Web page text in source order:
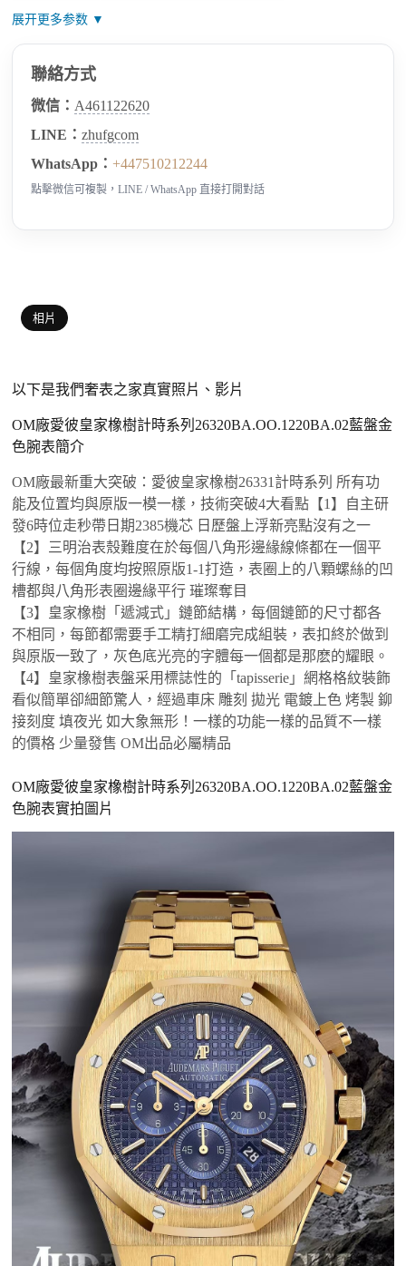
展开更多参数 ▼
聯絡方式
微信： A461122620
LINE：zhufgcom
WhatsApp：+447510212244
點擊微信可複製，LINE / WhatsApp 直接打開對話
相片
以下是我們奢表之家真實照片、影片
OM廠愛彼皇家橡樹計時系列26320BA.OO.1220BA.02藍盤金
色腕表簡介
OM廠最新重大突破：愛彼皇家橡樹26331計時系列 所有功
能及位置均與原版一模一樣，技術突破4大看點【1】自主研
發6時位走秒帶日期2385機芯 日歷盤上浮新亮點沒有之一
【2】三明治表殼難度在於每個八角形邊緣線條都在一個平
行線，每個角度均按照原版1-1打造，表圈上的八顆螺絲的凹
槽都與八角形表圈邊緣平行 璀璨奪目
【3】皇家橡樹「遞減式」鏈節結構，每個鏈節的尺寸都各
不相同，每節都需要手工精打細磨完成組裝，表扣終於做到
與原版一致了，灰色底光亮的字體每一個都是那麽的耀眼。
【4】皇家橡樹表盤采用標誌性的「tapisserie」網格格紋裝飾
看似簡單卻細節驚人，經過車床 雕刻 拋光 電鍍上色 烤製 鉚
接刻度 填夜光 如大象無形！一樣的功能一樣的品質不一樣
的價格 少量發售 OM出品必屬精品
OM廠愛彼皇家橡樹計時系列26320BA.OO.1220BA.02藍盤金
色腕表實拍圖片